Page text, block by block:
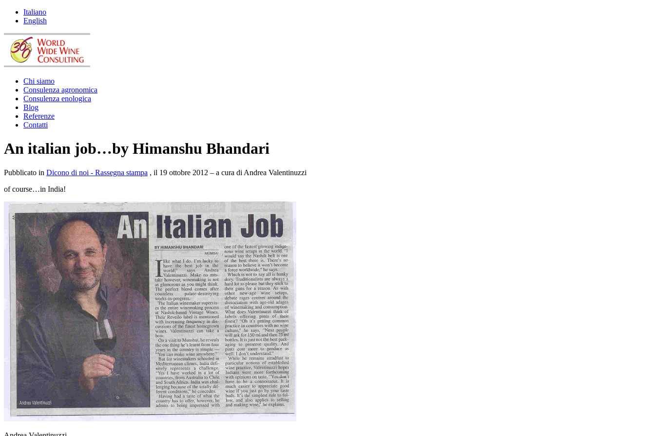
Italiano
English
Chi siamo
Consulenza agronomica
Consulenza enologica
Blog
Referenze
Contatti
An italian job…by Himanshu Bhandari
Pubblicato in Dicono di noi - Rassegna stampa , il 19 ottobre 2012 – a cura di Andrea Valentinuzzi
of course…in India!